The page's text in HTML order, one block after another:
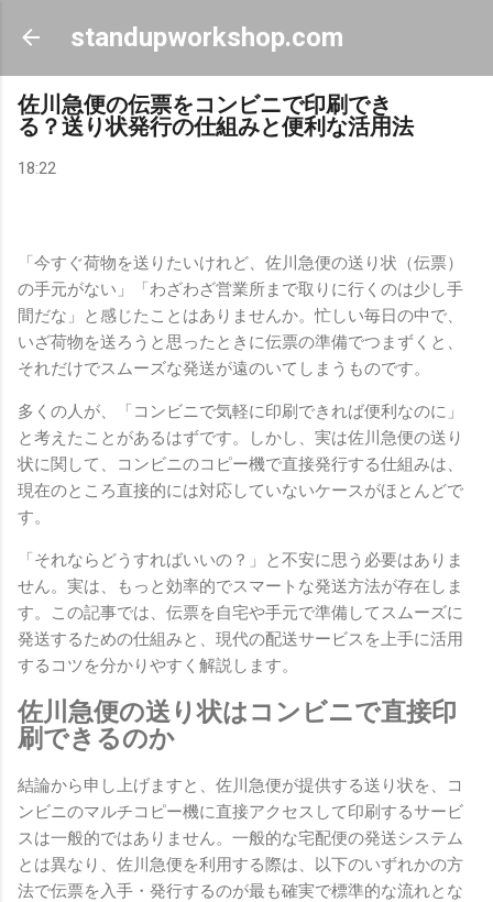
スキップしてメイン コンテンツに移動
standupworkshop.com
佐川急便の伝票をコンビニで印刷でき
る？送り状発行の仕組みと便利な活用法
18:22
「今すぐ荷物を送りたいけれど、佐川急便の送り状（伝票）
の手元がない」「わざわざ営業所まで取りに行くのは少し手
間だな」と感じたことはありませんか。忙しい毎日の中で、
いざ荷物を送ろうと思ったときに伝票の準備でつまずくと、
それだけでスムーズな発送が遠のいてしまうものです。
多くの人が、「コンビニで気軽に印刷できれば便利なのに」
と考えたことがあるはずです。しかし、実は佐川急便の送り
状に関して、コンビニのコピー機で直接発行する仕組みは、
現在のところ直接的には対応していないケースがほとんどで
す。
「それならどうすればいいの？」と不安に思う必要はありま
せん。実は、もっと効率的でスマートな発送方法が存在しま
す。この記事では、伝票を自宅や手元で準備してスムーズに
発送するための仕組みと、現代の配送サービスを上手に活用
するコツを分かりやすく解説します。
佐川急便の送り状はコンビニで直接印
刷できるのか
結論から申し上げますと、佐川急便が提供する送り状を、コ
ンビニのマルチコピー機に直接アクセスして印刷するサービ
スは一般的ではありません。一般的な宅配便の発送システム
とは異なり、佐川急便を利用する際は、以下のいずれかの方
法で伝票を入手・発行するのが最も確実で標準的な流れとな